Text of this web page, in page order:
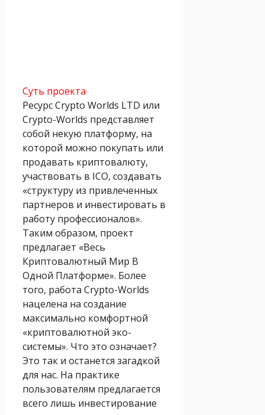
Суть проекта
Ресурс Crypto Worlds LTD или
Crypto-Worlds представляет
собой некую платформу, на
которой можно покупать или
продавать криптовалюту,
участвовать в ICO, создавать
«структуру из привлеченных
партнеров и инвестировать в
работу профессионалов».
Таким образом, проект
предлагает «Весь
Криптовалютный Мир В
Одной Платформе». Более
того, работа Crypto-Worlds
нацелена на создание
максимально комфортной
«криптовалютной эко-
системы». Что это означает?
Это так и останется загадкой
для нас. На практике
пользователям предлагается
всего лишь инвестирование